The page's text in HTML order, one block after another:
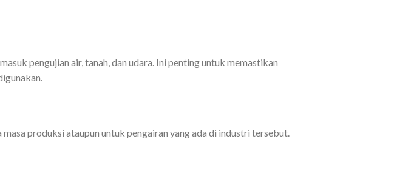
pengujian air, tanah, dan udara. Ini penting untuk memastikan
produksi ataupun untuk pengairan yang ada di industri tersebut.